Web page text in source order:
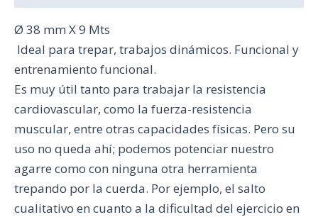
Ø 38 mm X 9 Mts
Ideal para trepar, trabajos dinámicos. Funcional y
entrenamiento funcional.
Es muy útil tanto para trabajar la resistencia
cardiovascular, como la fuerza-resistencia
muscular, entre otras capacidades físicas. Pero su
uso no queda ahí; podemos potenciar nuestro
agarre como con ninguna otra herramienta
trepando por la cuerda. Por ejemplo, el salto
cualitativo en cuanto a la dificultad del ejercicio en